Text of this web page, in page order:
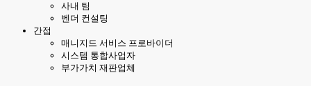
사내 팀
벤더 컨설팅
간접
매니지드 서비스 프로바이더
시스템 통합사업자
부가가치 재판업체